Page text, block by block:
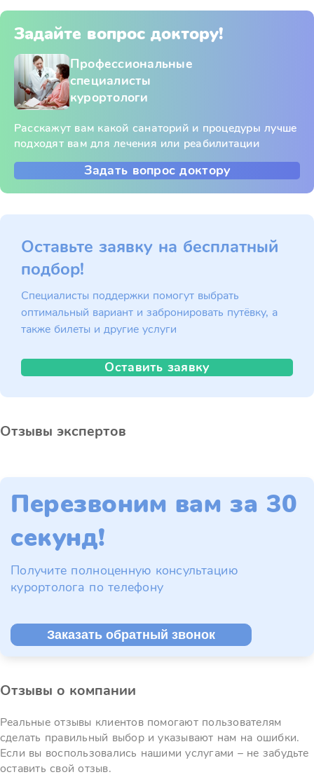
Задайте вопрос доктору!
Профессиональные
специалисты
курортологи
Расскажут вам какой санаторий и процедуры лучше
подходят вам для лечения или реабилитации
Задать вопрос доктору
Оставьте заявку на бесплатный
подбор!
Специалисты поддержки помогут выбрать
оптимальный вариант и забронировать путёвку, а
также билеты и другие услуги
Оставить заявку
Отзывы экспертов
Перезвоним вам за 30
секунд!
Получите полноценную консультацию
курортолога по телефону
Заказать обратный звонок
Отзывы о компании
Реальные отзывы клиентов помогают пользователям
сделать правильный выбор и указывают нам на ошибки.
Если вы воспользовались нашими услугами – не забудьте
оставить свой отзыв.